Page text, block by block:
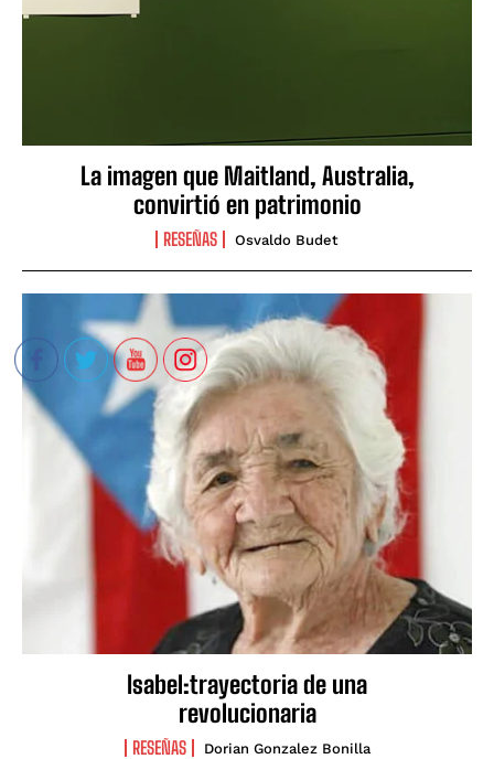
La imagen que Maitland, Australia,
convirtió en patrimonio
RESEÑAS Osvaldo Budet
Isabel:trayectoria de una
revolucionaria
RESEÑAS Dorian Gonzalez Bonilla